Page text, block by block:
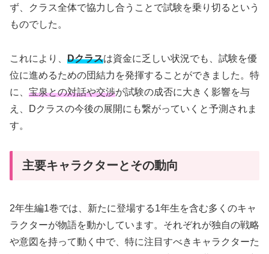
ず、クラス全体で協力し合うことで試験を乗り切るという
ものでした。
これにより、 Dクラスは資金に乏しい状況でも、試験を優
位に進めるための団結力を発揮することができました。特
に、 宝泉との対話や交渉が試験の成否に大きく影響を与
え、Dクラスの今後の展開にも繋がっていくと予測されま
す。
主要キャラクターとその動向
2年生編1巻では、新たに登場する1年生を含む多くのキャ
ラクターが物語を動かしています。それぞれが独自の戦略
や意図を持って動く中で、特に注目すべきキャラクターた